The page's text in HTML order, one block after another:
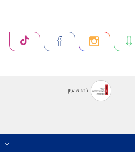
למדא עיון